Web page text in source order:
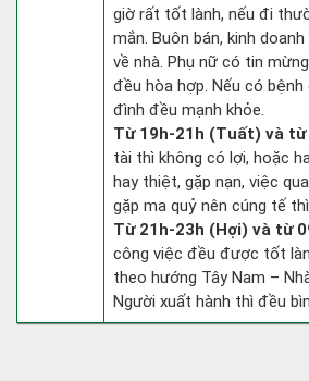
giờ rất tốt lành, nếu đi
mắn. Buôn bán, kinh
về nhà. Phụ nữ có tin
đều hòa hợp. Nếu có
đình đều mạnh khỏe.
Từ 19h-21h (Tuất) và
tài thì không có lợi, hoặc
hay thiệt, gặp nạn, việc
gặp ma quỷ nên cúng tế
Từ 21h-23h (Hợi) và từ
công việc đều được tốt
theo hướng Tây Nam –
Người xuất hành thì đều